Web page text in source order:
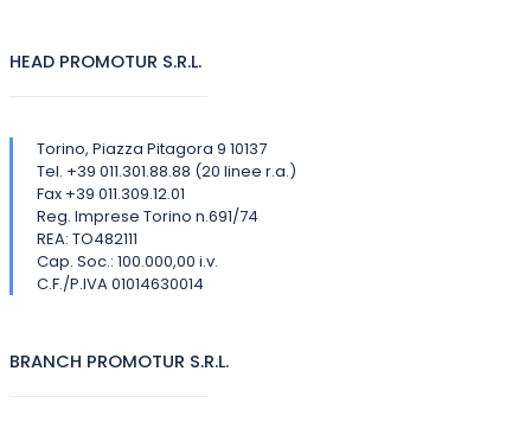
HEAD PROMOTUR S.R.L.
Torino, Piazza Pitagora 9 10137
Tel. +39 011.301.88.88 (20 linee r.a.)
Fax +39 011.309.12.01
Reg. Imprese Torino n.691/74
REA: TO482111
Cap. Soc.: 100.000,00 i.v.
C.F./P.IVA 01014630014
BRANCH PROMOTUR S.R.L.